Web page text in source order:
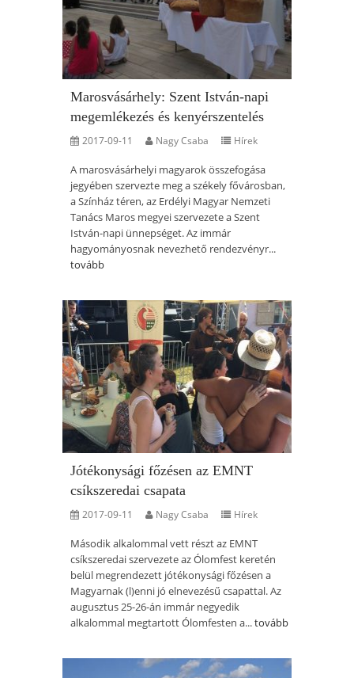
Marosvásárhely: Szent István-napi
megemlékezés és kenyérszentelés
2017-09-11 Nagy Csaba Hírek
A marosvásárhelyi magyarok összefogása
jegyében szervezte meg a székely fővárosban,
a Színház téren, az Erdélyi Magyar Nemzeti
Tanács Maros megyei szervezete a Szent
István-napi ünnepséget. Az immár
hagyományosnak nevezhető rendezvényr...
tovább
Jótékonysági főzésen az EMNT
csíkszeredai csapata
2017-09-11 Nagy Csaba Hírek
Második alkalommal vett részt az EMNT
csíkszeredai szervezete az Ólomfest keretén
belül megrendezett jótékonysági főzésen a
Magyarnak (l)enni jó elnevezésű csapattal. Az
augusztus 25-26-án immár negyedik
alkalommal megtartott Ólomfesten a...tovább